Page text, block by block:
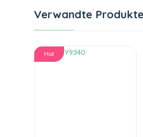
Verwandte Produkte
Hot